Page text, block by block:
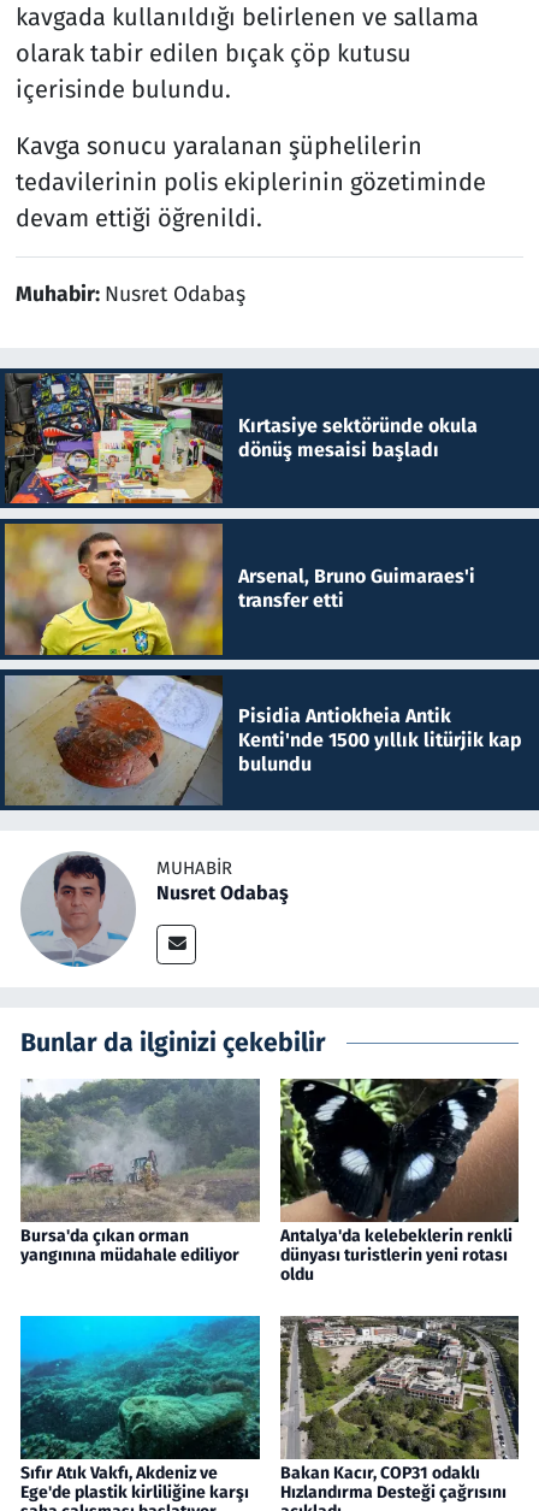
kavgada kullanıldığı belirlenen ve sallama
olarak tabir edilen bıçak çöp kutusu
içerisinde bulundu.
Kavga sonucu yaralanan şüphelilerin
tedavilerinin polis ekiplerinin gözetiminde
devam ettiği öğrenildi.
Muhabir: Nusret Odabaş
Kırtasiye sektöründe okula
dönüş mesaisi başladı
Arsenal, Bruno Guimaraes'i
transfer etti
Pisidia Antiokheia Antik
Kenti'nde 1500 yıllık litürjik kap
bulundu
MUHABIR
Nusret Odabaş
Bunlar da ilginizi çekebilir
Bursa'da çıkan orman
yangınına müdahale ediliyor
Antalya'da kelebeklerin renkli
dünyası turistlerin yeni rotası
oldu
Sıfır Atık Vakfı, Akdeniz ve
Ege'de plastik kirliliğine karşı
Bakan Kacır, COP31 odaklı
Hızlandırma Desteği çağrısını